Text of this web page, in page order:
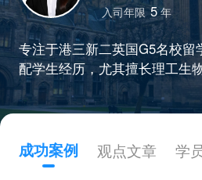
入司年限 5年
专注于港三新二英国G5名校
配学生经历，尤其擅长理工生
助众多学生拿到IC、UCL、
ffer，坚持用知识和热情点亮
成功案例 观点文章
学